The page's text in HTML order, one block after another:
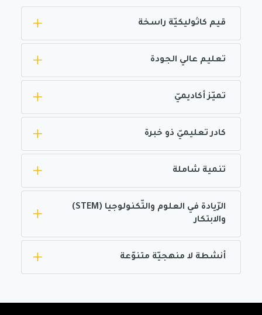
قيم كاثوليكيّة راسخة
تعليم عالي الجودة
تميّز أكاديميّ
كادر تعليميّ ذو خبرة
تنمية شاملة
الرّيادة في العلوم والتّكنولوجيا (STEM)
والابتكار
أنشطة لا منهجيّة متنوّعة